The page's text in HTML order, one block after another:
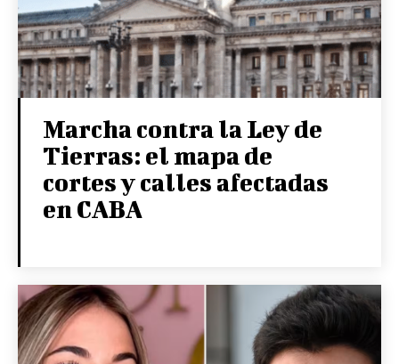
Marcha contra la Ley de
Tierras: el mapa de
cortes y calles afectadas
en CABA